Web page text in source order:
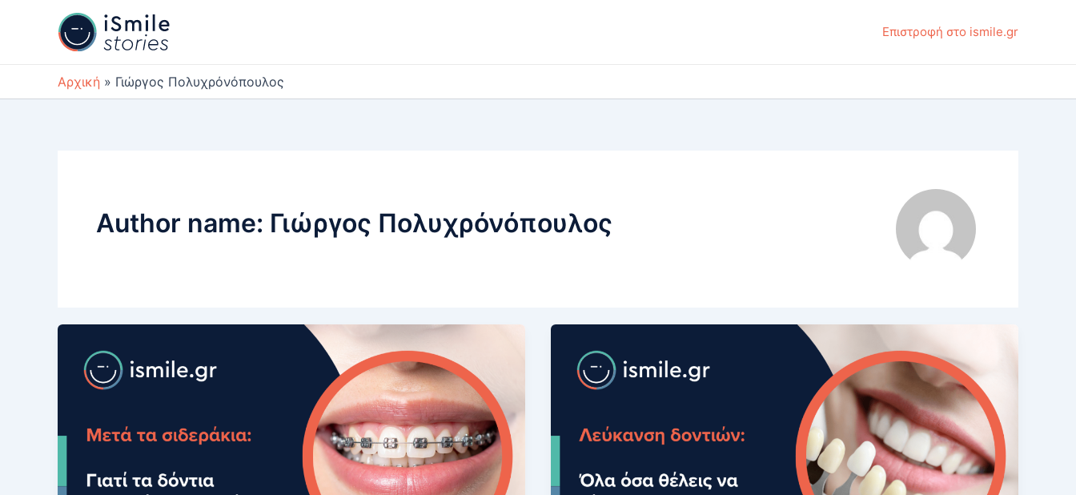
περιεχόμενο
Επιστροφή στο ismile.gr
Αρχική Γιώργος Πολυχρόνόπουλος
Author name: Γιώργος Πολυχρόνόπουλος